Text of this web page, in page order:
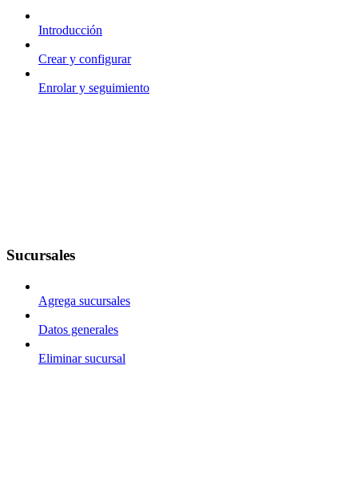
Introducción
Crear y configurar
Enrolar y seguimiento
Sucursales
Agrega sucursales
Datos generales
Eliminar sucursal